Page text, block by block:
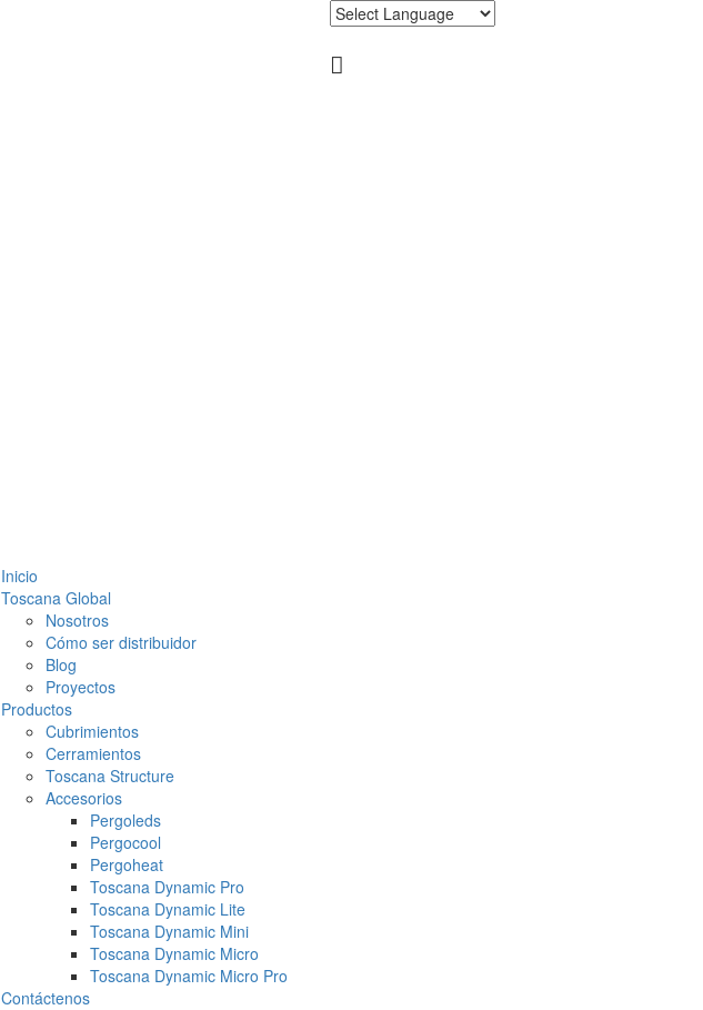
Inicio
Toscana Global
Nosotros
Cómo ser distribuidor
Blog
Proyectos
Productos
Cubrimientos
Cerramientos
Toscana Structure
Accesorios
Pergoleds
Pergocool
Pergoheat
Toscana Dynamic Pro
Toscana Dynamic Lite
Toscana Dynamic Mini
Toscana Dynamic Micro
Toscana Dynamic Micro Pro
Contáctenos